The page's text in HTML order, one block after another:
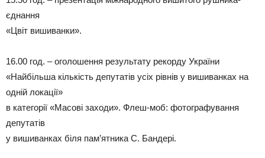
єднання
«Цвіт вишиванки».
16.00 год. – оголошення результату рекорду України
«Найбільша кількість депутатів усіх рівнів у вишиванках на
одній локації»
в категорії «Масові заходи». Флеш-моб: фотографування
депутатів
у вишиванках біля пам’ятника С. Бандері.